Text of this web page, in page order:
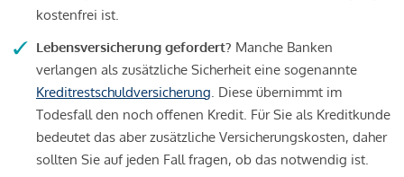
kostenfrei ist.
Lebensversicherung gefordert? Manche Banken
verlangen als zusätzliche Sicherheit eine sogenannte
Kreditrestschuldversicherung. Diese übernimmt im
Todesfall den noch offenen Kredit. Für Sie als Kreditkunde
bedeutet das aber zusätzliche Versicherungskosten, daher
sollten Sie auf jeden Fall fragen, ob das notwendig ist.